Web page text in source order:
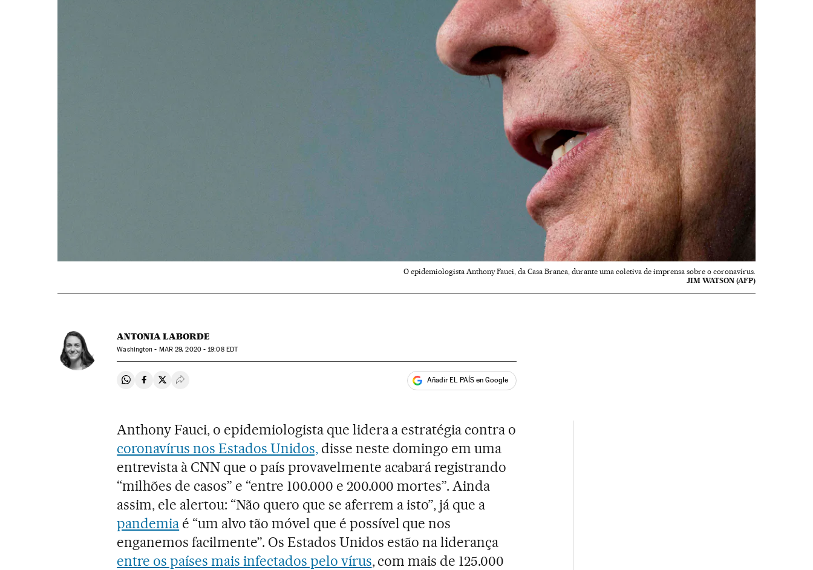
O epidemiologista Anthony Fauci, da Casa Branca, durante uma coletiva de imprensa sobre o coronavírus.
JIM WATSON (AFP)
ANTONIA LABORDE
Washington - MAR29, 2020 - 19:08EDT
Compartir en Whatsapp
Compartir en Facebook
Compartir en Twitter
Desplegar Redes Sociales Añadir EL PAÍS en Google
Anthony Fauci, o epidemiologista que lidera a estratégia contra o
coronavírus nos Estados Unidos,disse neste domingo em uma
entrevista à CNN que o país provavelmente acabará registrando
“milhões de casos” e “entre 100.000 e 200.000 mortes”. Ainda
assim, ele alertou: “Não quero que se aferrem a isto”, já que a
pandemia é “um alvo tão móvel que é possível que nos
enganemos facilmente”. Os Estados Unidos estão na liderança
entre os países mais infectados pelo vírus, com mais de 125.000